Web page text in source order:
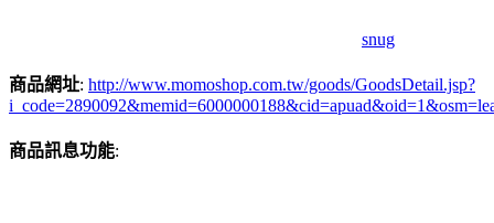
snug
商品網址: http://www.momoshop.com.tw/goods/GoodsDetail.jsp?
商品訊息功能: